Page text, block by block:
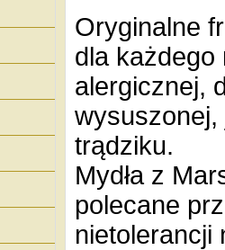
Oryginalne
dla każdego
alergicznej,
trądziku.
Mydła z
polecane
nietolerancji